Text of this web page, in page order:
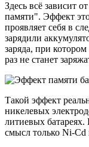
Здесь всё зависит
памяти". Эффект
проявляет себя в
зарядили
заряда, при
раз не станет
Такой эффект
никелевых
литиевых
смысл только Ni-